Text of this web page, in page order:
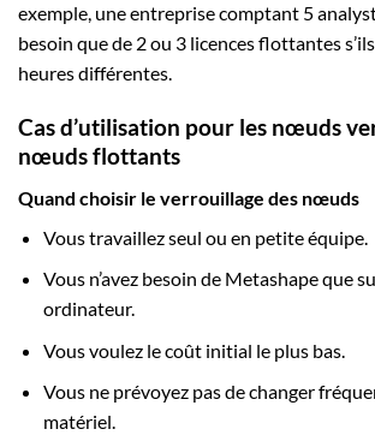
exemple, une entreprise comptant 5
besoin que de 2 ou 3 licences flottantes
heures différentes.
Cas d’utilisation pour les nœuds
nœuds flottants
Quand choisir le verrouillage des nœuds
Vous travaillez seul ou en petite équipe.
Vous n’avez besoin de Metashape que
ordinateur.
Vous voulez le coût initial le plus bas.
Vous ne prévoyez pas de changer
matériel.